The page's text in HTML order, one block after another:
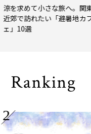
涼を求めて小さな旅へ。関東
近郊で訪れたい「避暑地カフ
ェ」10選
Ranking